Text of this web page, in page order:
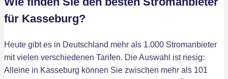
für Kasseburg?
Heute gibt es in Deutschland mehr als 1.000 Stromanbieter
mit vielen verschiedenen Tarifen. Die Auswahl ist riesig:
Alleine in Kasseburg können Sie zwischen mehr als 101